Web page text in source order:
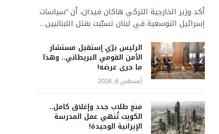
أكد وزير الخارجية التركي هاكان فيدان، أن “سياسات
إسرائيل التوسعية في لبنان تسبّبت بقتل اللبنانيين…
الرئيس برّي إستقبل مستشار
الأمن القومي البريطاني.. وهذا
ما جرى عرضه!
أغسطس 6, 2026
منع طلاب جدد وإغلاق كامل..
الكويت تُنهي عمل المدرسة
الإيرانية الوحيدة!